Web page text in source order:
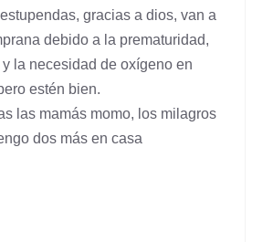
gracias a dios, van a
debido a la prematuridad,
la necesidad de oxígeno en
estén bien.
las mamás momo, los milagros
dos más en casa